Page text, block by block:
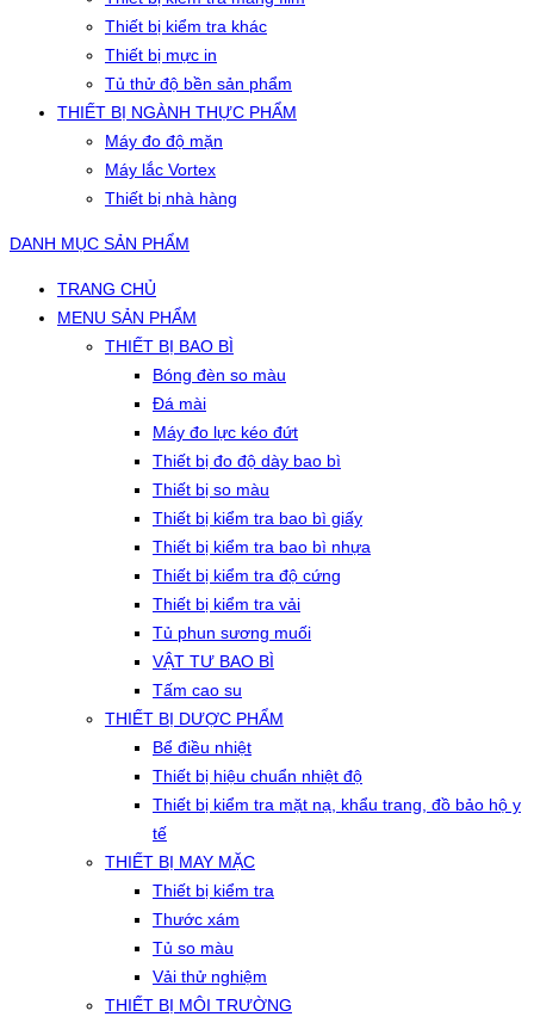
Thiết bị kiểm tra khác
Thiết bị mực in
Tủ thử độ bền sản phẩm
THIẾT BỊ NGÀNH THỰC PHẨM
Máy đo độ mặn
Máy lắc Vortex
Thiết bị nhà hàng
DANH MỤC SẢN PHẨM
TRANG CHỦ
MENU SẢN PHẨM
THIẾT BỊ BAO BÌ
Bóng đèn so màu
Đá mài
Máy đo lực kéo đứt
Thiết bị đo độ dày bao bì
Thiết bị so màu
Thiết bị kiểm tra bao bì giấy
Thiết bị kiểm tra bao bì nhựa
Thiết bị kiểm tra độ cứng
Thiết bị kiểm tra vải
Tủ phun sương muối
VẬT TƯ BAO BÌ
Tấm cao su
THIẾT BỊ DƯỢC PHẨM
Bể điều nhiệt
Thiết bị hiệu chuẩn nhiệt độ
Thiết bị kiểm tra mặt nạ, khẩu trang, đồ bảo hộ y
tế
THIẾT BỊ MAY MẶC
Thiết bị kiểm tra
Thước xám
Tủ so màu
Vải thử nghiệm
THIẾT BỊ MÔI TRƯỜNG